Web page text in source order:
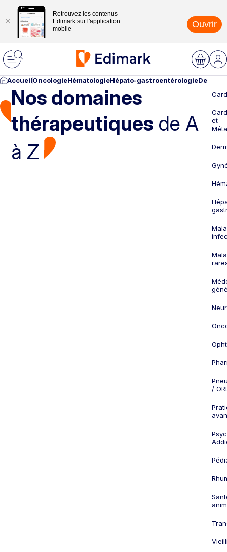
Retrouvez les contenus
Edimark sur l'application
mobile
Ouvrir
AccueilOncologieHématologieHépato-gastroentérologie
Nos domaines
thérapeutiques de A
à Z
et
/